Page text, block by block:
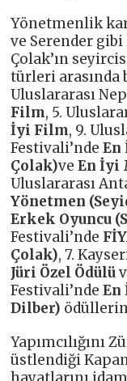
Yönetmenlik
ve Serender
Çolak’ın
türleri arasında
Uluslararası
Film, 5.
İyi Film, 9.
Festivali’ndeEn
Çolak)veEn İyi
Uluslararası
Yönetmen
Erkek Oyuncu
Festivali’nde
Çolak), 7.
Jüri Özel Ödülü
Festivali’ndeEn
Dilber)
Yapımcılığını
üstlendiği